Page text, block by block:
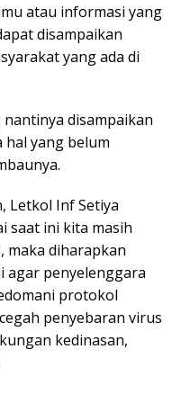
atau informasi yang
disampaikan
yang ada di
disampaikan
hal yang belum
Letkol Inf Setiya
saat ini kita masih
maka diharapkan
agar penyelenggara
protokol
penyebaran virus
kedinasan,